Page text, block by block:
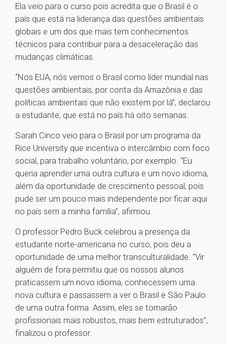
Ela veio para o curso pois acredita que o Brasil é o
país que está na liderança das questões ambientais
globais e um dos que mais tem conhecimentos
técnicos para contribuir para a desaceleração das
mudanças climáticas.
“Nos EUA, nós vemos o Brasil como líder mundial nas
questões ambientais, por conta da Amazônia e das
políticas ambientais que não existem por lá”, declarou
a estudante, que está no país há oito semanas.
Sarah Cinco veio para o Brasil por um programa da
Rice University que incentiva o intercâmbio com foco
social, para trabalho voluntário, por exemplo. “Eu
queria aprender uma outra cultura e um novo idioma,
além da oportunidade de crescimento pessoal, pois
pude ser um pouco mais independente por ficar aqui
no país sem a minha família”, afirmou.
O professor Pedro Buck celebrou a presença da
estudante norte-americana no curso, pois deu a
oportunidade de uma melhor transculturalidade. “Vir
alguém de fora permitiu que os nossos alunos
praticassem um novo idioma, conhecessem uma
nova cultura e passassem a ver o Brasil e São Paulo
de uma outra forma. Assim, eles se tornarão
profissionais mais robustos, mais bem estruturados”,
finalizou o professor.